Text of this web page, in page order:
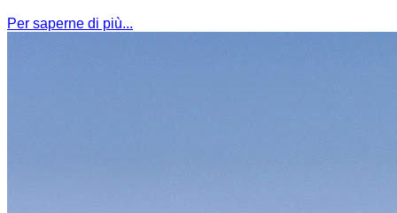
Per saperne di più...